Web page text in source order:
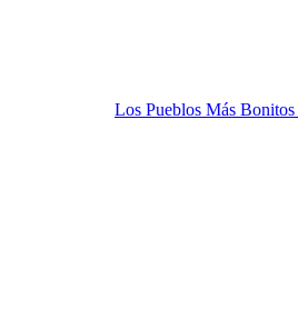
Los Pueblos Más